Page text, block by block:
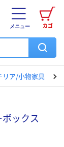
カゴ
メニュー
リア/小物家具
ックス